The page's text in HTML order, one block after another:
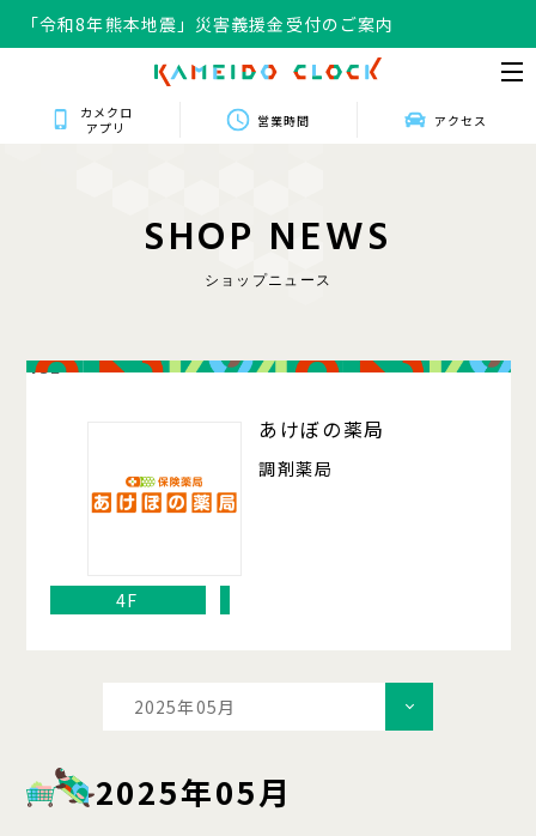
「令和8年熊本地震」災害義援金受付のご案内
カメクロ
アプリ
営業時間 アクセス
SHOP NEWS
ショップニュース
432
あけぼの薬局
調剤薬局
4F
2025年05月
2025年05月